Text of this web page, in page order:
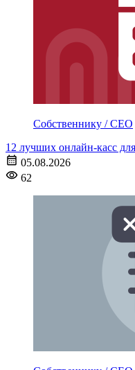
Собственнику / CEO
12 лучших онлайн-касс
05.08.2026
62